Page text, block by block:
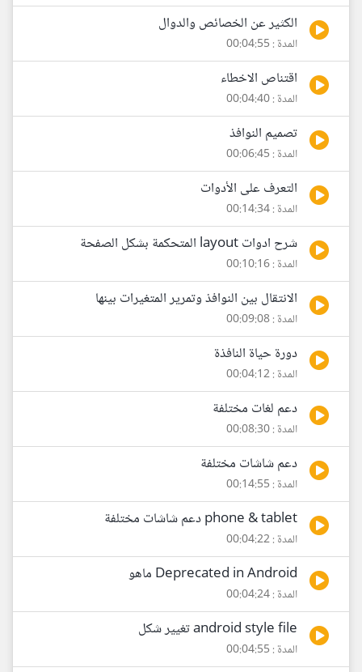
الكثير عن الخصائص والدوال
المدة : 00:04:55
اقتناص الاخطاء
المدة : 00:04:40
تصميم النوافذ
المدة : 00:06:45
التعرف على الأدوات
المدة : 00:14:34
شرح ادوات layout المتحكمة بشكل الصفحة
المدة : 00:10:16
الانتقال بين النوافذ وتمرير المتغيرات بينها
المدة : 00:09:08
دورة حياة النافذة
المدة : 00:04:12
دعم لغات مختلفة
المدة : 00:08:30
دعم شاشات مختلفة
المدة : 00:14:55
phone & tablet دعم شاشات مختلفة
المدة : 00:04:22
Deprecated in Android ماهو
المدة : 00:04:24
android style file تغيير شكل
المدة : 00:04:55